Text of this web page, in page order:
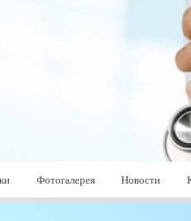
Фотогалерея Новости